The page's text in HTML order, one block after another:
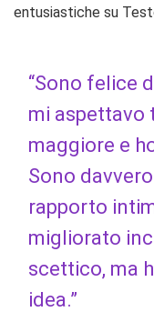
entusiastiche su
“Sono felice
mi aspettavo
maggiore e
Sono
rapporto
migliorato
scettico, ma
idea.”